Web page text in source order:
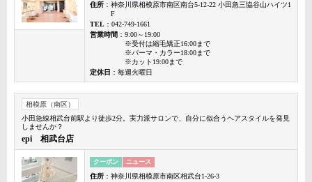
住所 ：神奈川県相模原市南区南台5-12-22 小田急三協谷山ハイツ1
F
TEL ：042-749-1661
営業時間 ：9:00～19:00
※受付は縮毛矯正16:00まで
※パーマ・カラー18:00まで
※カット19:00まで
定休日 ：毎週火曜日
相模原（南区）
小田急線相武台前駅より徒歩2分。実力派サロンで、自分に似合うヘアスタイルを発見
しませんか？
epi 相武台店
クーポン ニュース
住所 ：神奈川県相模原市南区相武台1-26-3